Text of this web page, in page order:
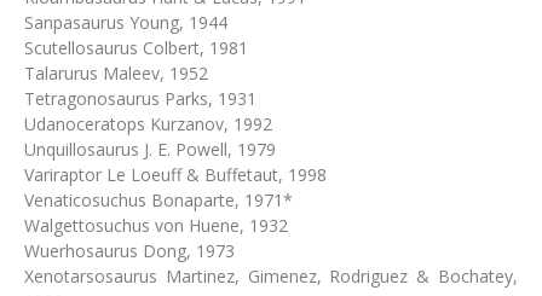
Sanpasaurus Young, 1944
Scutellosaurus Colbert, 1981
Talarurus Maleev, 1952
Tetragonosaurus Parks, 1931
Udanoceratops Kurzanov, 1992
Unquillosaurus J. E. Powell, 1979
Variraptor Le Loeuff & Buffetaut, 1998
Venaticosuchus Bonaparte, 1971*
Walgettosuchus von Huene, 1932
Wuerhosaurus Dong, 1973
Xenotarsosaurus Martinez, Gimenez, Rodriguez & Bochatey,